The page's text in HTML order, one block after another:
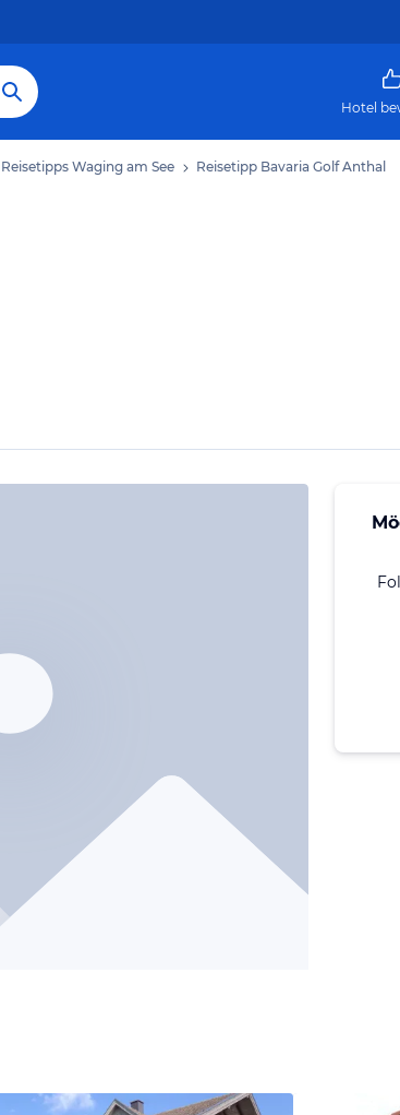
Hotel
Reisetipps Waging am See Reisetipp Bavaria Golf Anthal